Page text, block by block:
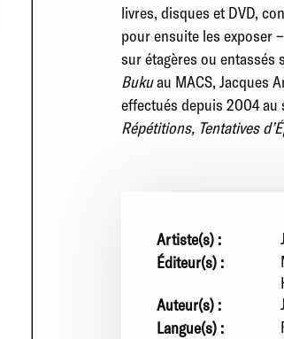
livres, disques et DVD,
pour ensuite les exposer−
sur étagères ou entassés
Bukuau MACS, Jacques
effectués depuis 2004 au
Répétitions, Tentatives
Artiste(s) :
Éditeur(s) :
Auteur(s) :
Langue(s) :